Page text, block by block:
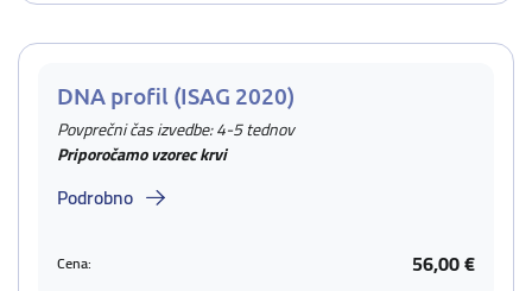
DNA profil (ISAG 2020)
Povprečni čas izvedbe: 4-5 tednov
Priporočamo vzorec krvi
Podrobno
Cena: 56,00 €